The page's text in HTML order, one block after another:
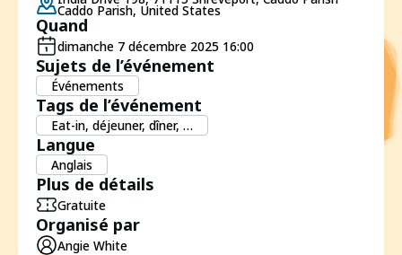
Caddo Parish, United States
Quand
dimanche 7 décembre 2025 16:00
Sujets de l’événement
Événements
Tags de l’événement
Eat-in, déjeuner, dîner, …
Langue
Anglais
Plus de détails
Gratuite
Organisé par
Angie White